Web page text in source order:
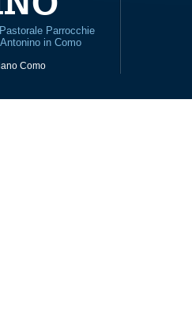
Parrocchie
in Como
Como